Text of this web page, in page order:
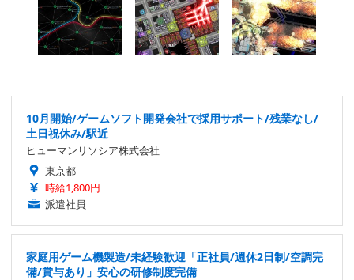
10月開始/ゲームソフト開発会社で採用サポート/残業なし/
土日祝休み/駅近
ヒューマンリソシア株式会社
東京都
時給1,800円
派遣社員
家庭用ゲーム機製造/未経験歓迎「正社員/週休2日制/空調完
備/賞与あり」安心の研修制度完備